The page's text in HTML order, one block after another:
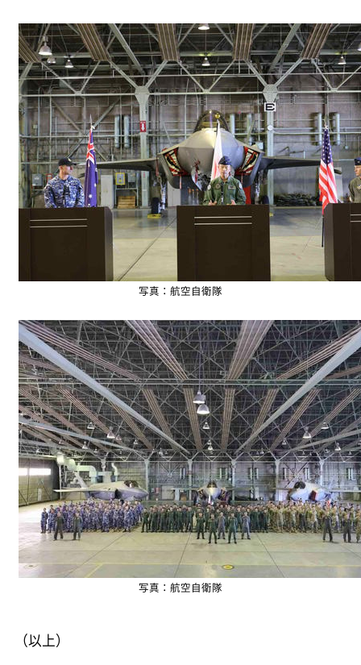
写真：航空自衛隊
写真：航空自衛隊
（以上）